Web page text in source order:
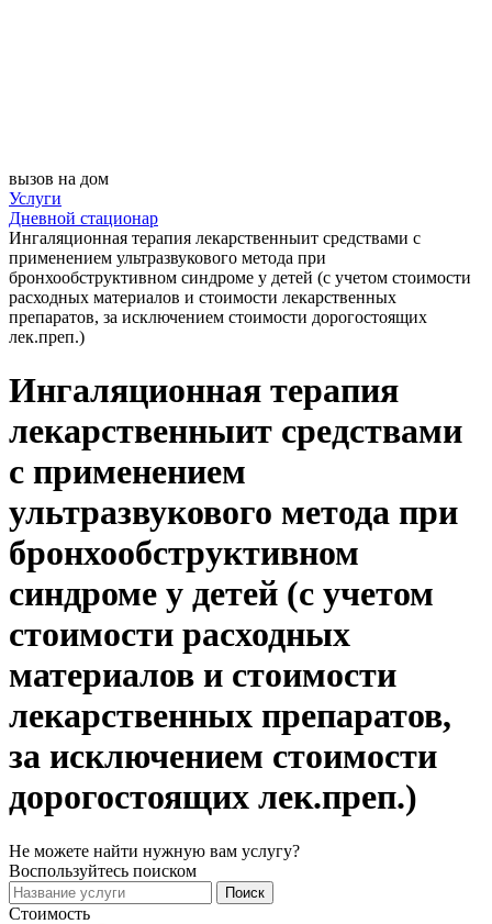
вызов на дом
Услуги
Дневной стационар
Ингаляционная терапия лекарственныит средствами с
применением ультразвукового метода при
бронхообструктивном синдроме у детей (с учетом стоимости
расходных материалов и стоимости лекарственных
препаратов, за исключением стоимости дорогостоящих
лек.преп.)
Ингаляционная терапия
лекарственныит средствами
с применением
ультразвукового метода при
бронхообструктивном
синдроме у детей (с учетом
стоимости расходных
материалов и стоимости
лекарственных препаратов,
за исключением стоимости
дорогостоящих лек.преп.)
Не можете найти нужную вам услугу?
Воспользуйтесь поиском
Поиск
Стоимость